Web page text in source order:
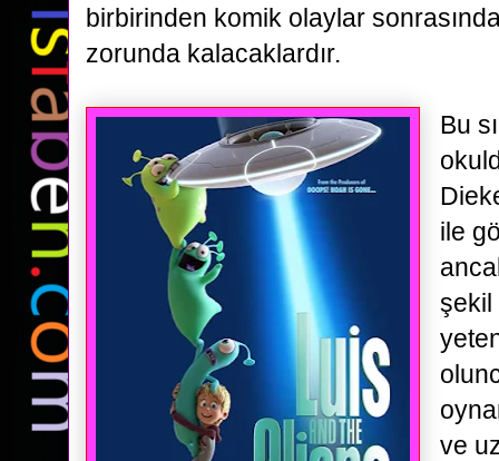
birbirinden komik olaylar
zorunda kalacaklardır.
Bu
ile
şekil
ve